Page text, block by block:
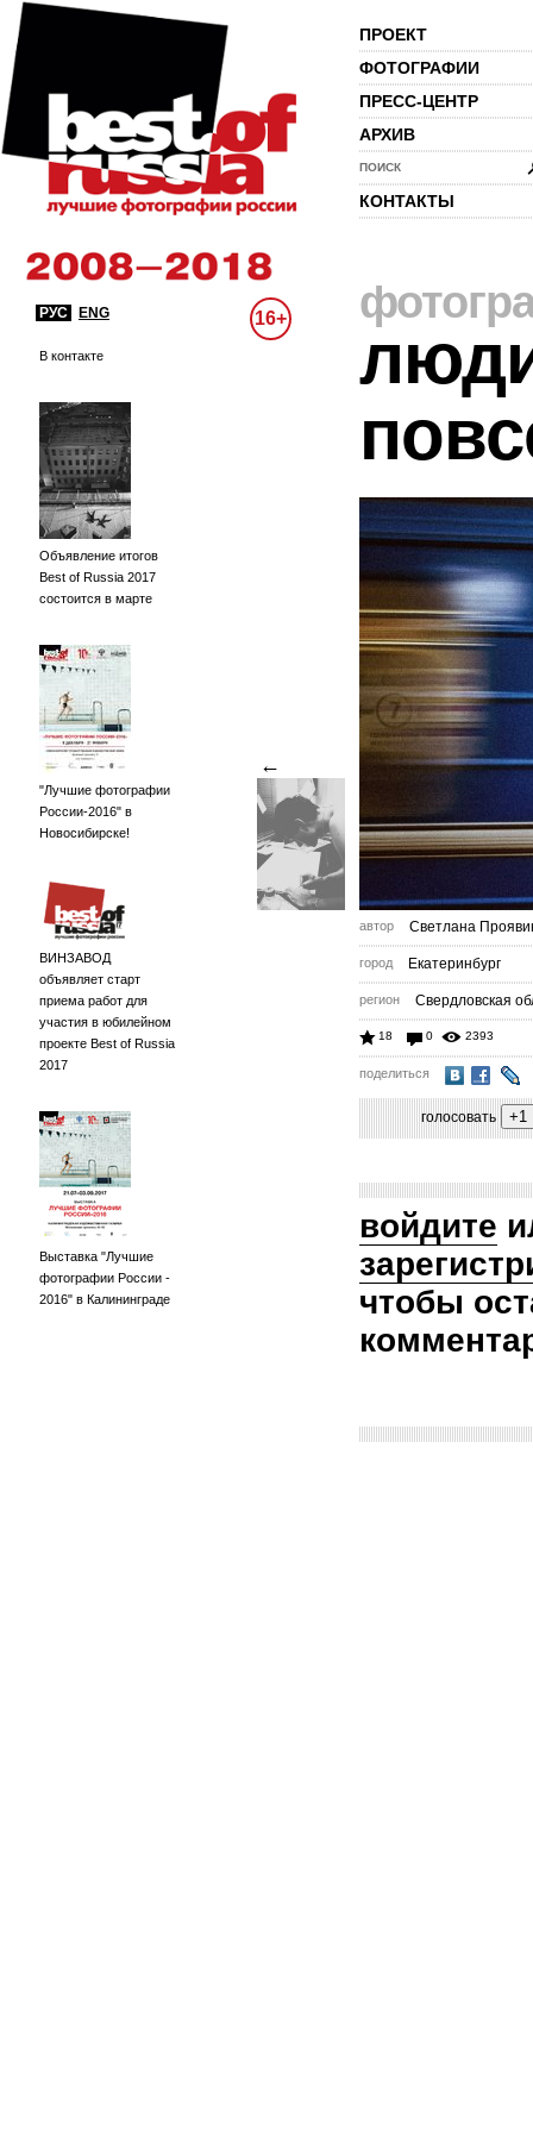
ПРОЕКТ
ФОТОГРАФИИ
ПРЕСС-ЦЕНТР
АРХИВ
ПОИСК
КОНТАКТЫ
РУС ENG 16+
В контакте
Объявление итогов
Best of Russia 2017
состоится в марте
"Лучшие фотографии
России-2016" в
Новосибирске!
ВИНЗАВОД
объявляет старт
приема работ для
участия в юбилейном
проекте Best of Russia
2017
Выставка "Лучшие
фотографии России -
2016" в Калининграде
←
автор Светлана
город Екатеринбург
регион Свердловская
18 0 2393
поделиться
голосовать
войдите
чтобы